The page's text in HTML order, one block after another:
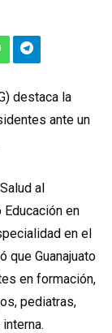
destaca la
ante un
al
Educación en
en el
que Guanajuato
en formación,
pediatras,